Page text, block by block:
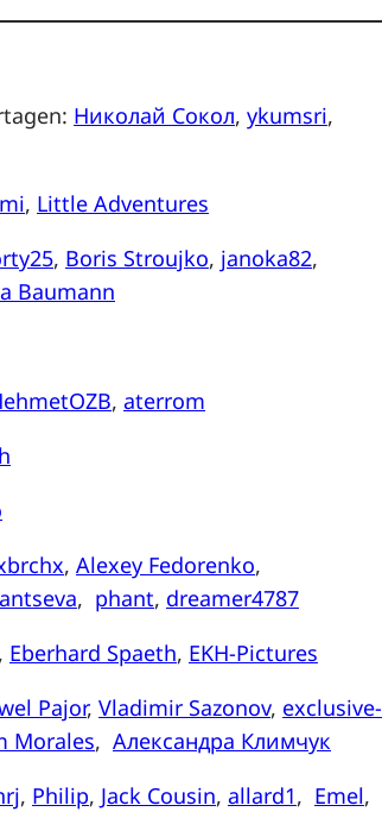
Николай Сокол, ykumsri,
, Little Adventures
, Boris Stroujko, janoka82,
Baumann
, aterrom
, Alexey Fedorenko,
, phant, dreamer4787
, Eberhard Spaeth, EKH-Pictures
Pajor, Vladimir Sazonov, exclusive-
Morales, Александра Климчук
, Philip, Jack Cousin, allard1, Emel,